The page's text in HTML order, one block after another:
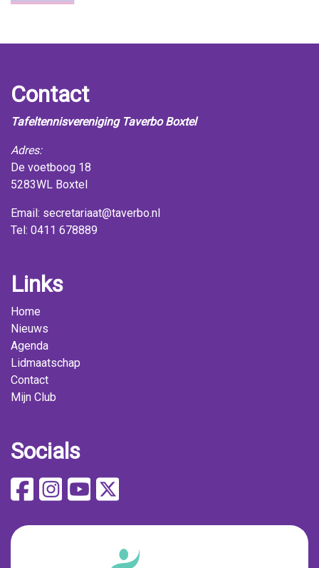
Contact
Tafeltennisvereniging Taverbo Boxtel
Adres:
De voetboog 18
5283WL Boxtel
Email: secretariaat@taverbo.nl
Tel: 0411 678889
Links
Home
Nieuws
Agenda
Lidmaatschap
Contact
Mijn Club
Socials